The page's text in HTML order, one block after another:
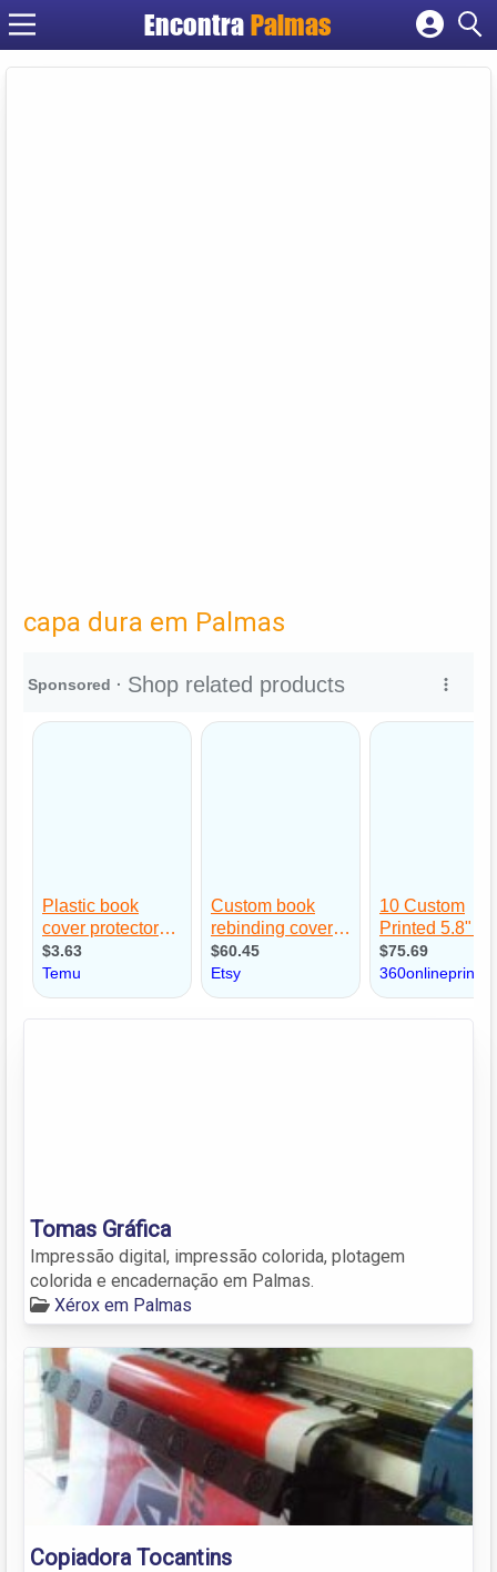
Encontra Palmas
Cadastrar empresa
capa dura em Palmas
Tomas Gráfica
Impressão digital, impressão colorida, plotagem
colorida e encadernação em Palmas.
Xérox em Palmas
Copiadora Tocantins